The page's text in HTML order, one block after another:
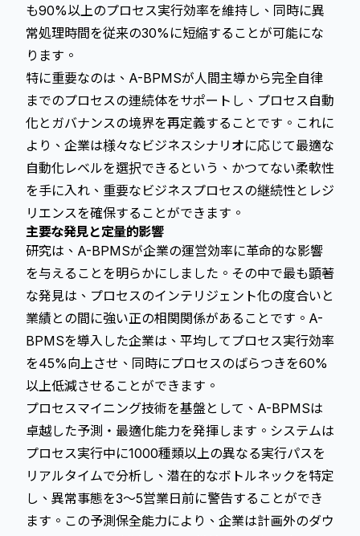
も90%以上のプロセス実行効率を維持し、同時に異
常処理時間を従来の30%に短縮することが可能にな
ります。
特に重要なのは、A-BPMSが人間主導から完全自律
までのプロセスの連続体をサポートし、プロセス自動
化とガバナンスの境界を再定義することです。これに
より、企業は様々なビジネスシナリオに応じて最適な
自動化レベルを選択できるという、かつてない柔軟性
を手に入れ、重要なビジネスプロセスの継続性とレジ
リエンスを確保することができます。
主要な発見と定量的影響
研究は、A-BPMSが企業の運営効率に革命的な影響
を与えることを明らかにしました。その中で最も顕著
な発見は、プロセスのインテリジェント化の度合いと
業績との間に強い正の相関関係があることです。A-
BPMSを導入した企業は、平均してプロセス実行効率
を45%向上させ、同時にプロセスのばらつきを60%
以上低減させることができます。
プロセスマイニング技術を基盤として、A-BPMSは
卓越した予測・最適化能力を発揮します。システムは
プロセス実行中に1000種類以上の異なる実行パスを
リアルタイムで分析し、潜在的なボトルネックを特定
し、異常事態を3～5営業日前に警告することができ
ます。この予測保全能力により、企業は計画外のダウ